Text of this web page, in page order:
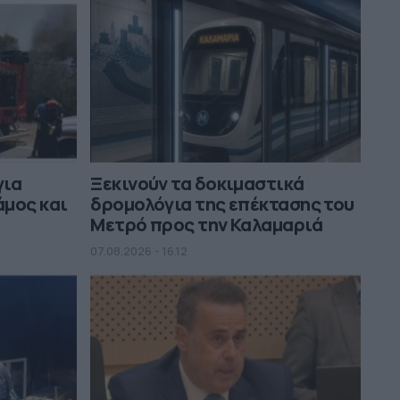
και
Ξεκινούν τα δοκιμαστικά
δρομολόγια της επέκτασης του
Μετρό προς την Καλαμαριά
07.08.2026 - 16.12